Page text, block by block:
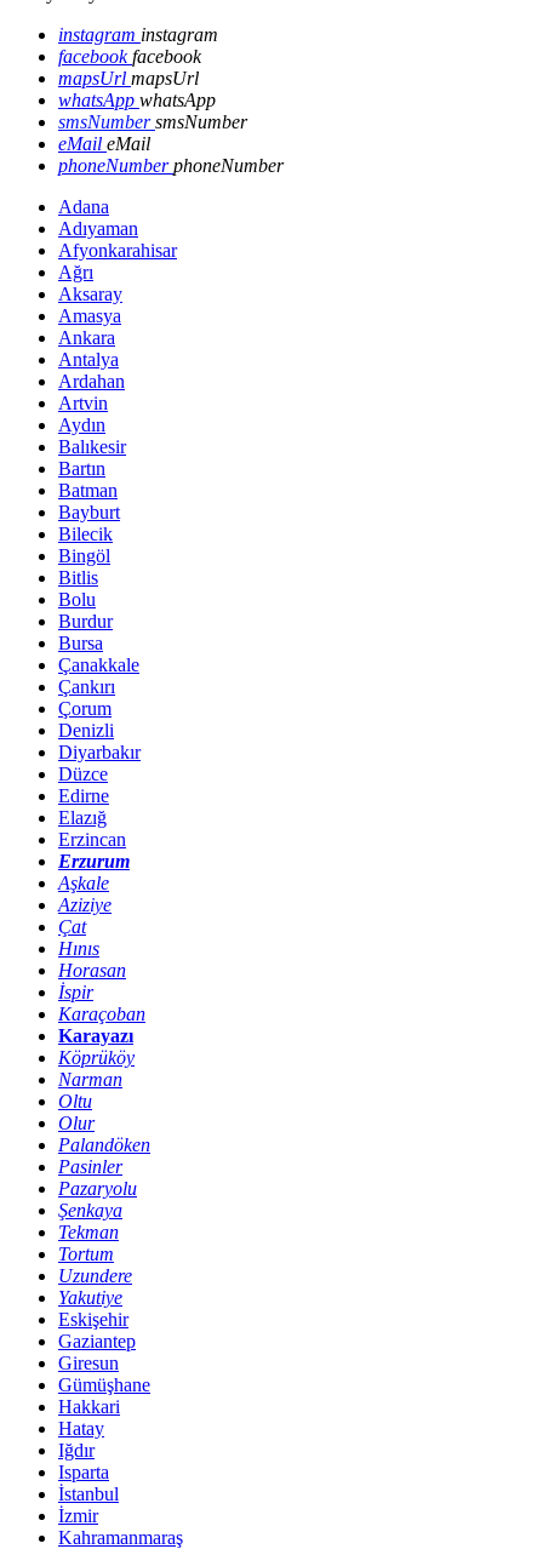
instagram instagram
facebookfacebook
mapsUrl mapsUrl
whatsApp whatsApp
smsNumbersmsNumber
eMail eMail
phoneNumberphoneNumber
Adana
Adıyaman
Afyonkarahisar
Ağrı
Aksaray
Amasya
Ankara
Antalya
Ardahan
Artvin
Aydın
Balıkesir
Bartın
Batman
Bayburt
Bilecik
Bingöl
Bitlis
Bolu
Burdur
Bursa
Çanakkale
Çankırı
Çorum
Denizli
Diyarbakır
Düzce
Edirne
Elazığ
Erzincan
Erzurum
Aşkale
Aziziye
Çat
Hınıs
Horasan
İspir
Karaçoban
Karayazı
Köprüköy
Narman
Oltu
Olur
Palandöken
Pasinler
Pazaryolu
Şenkaya
Tekman
Tortum
Uzundere
Yakutiye
Eskişehir
Gaziantep
Giresun
Gümüşhane
Hakkari
Hatay
Iğdır
Isparta
İstanbul
İzmir
Kahramanmaraş